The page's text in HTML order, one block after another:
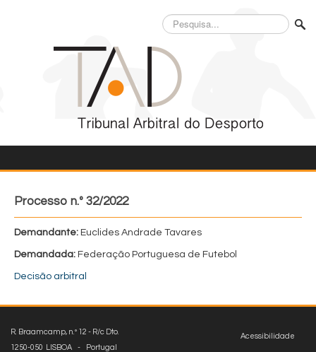
Pesquisa...
Processo n.º 32/2022
Demandante: Euclides Andrade Tavares
Demandada: Federação Portuguesa de Futebol
Decisão arbitral
Acessibilidade
R. Braamcamp, n.º 12 - R/c Dto.
1250-050 LISBOA - Portugal